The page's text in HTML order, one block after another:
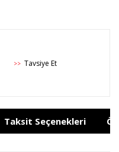
>> Tavsiye Et
Taksit Seçenekleri